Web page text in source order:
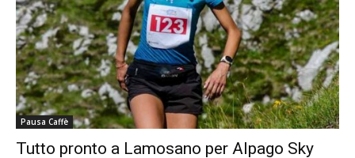
Pausa Caffè
Tutto pronto a Lamosano per Alpago Sky